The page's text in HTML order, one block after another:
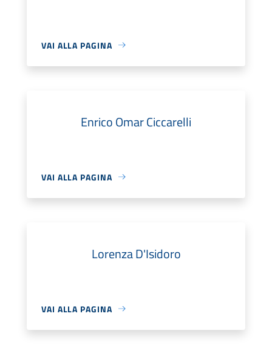
VAI ALLA PAGINA
Enrico Omar Ciccarelli
VAI ALLA PAGINA
Lorenza D'Isidoro
VAI ALLA PAGINA